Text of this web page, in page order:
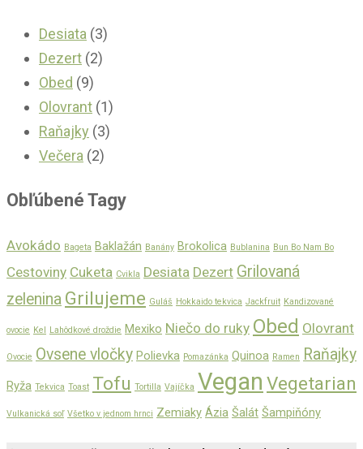
Desiata (3)
Dezert (2)
Obed (9)
Olovrant (1)
Raňajky (3)
Večera (2)
Obľúbené Tagy
Avokádo Bageta Baklažán Banány Brokolica Bublanina Bun Bo Nam Bo
Cestoviny Cuketa Cvikla Desiata Dezert Grilovaná
zelenina Grilujeme Guláš Hokkaido tekvica Jackfruit Kandizované
ovocie Kel Lahôdkové droždie Mexiko Niečo do ruky Obed Olovrant
Ovocie Ovsene vločky Polievka Pomazánka Quinoa Ramen Raňajky
Ryža Tekvica Toast Tofu Tortilla Vajíčka Vegan Vegetarian
Vulkanická soľ Všetko v jednom hrnci Zemiaky Ázia Šalát Šampiňóny